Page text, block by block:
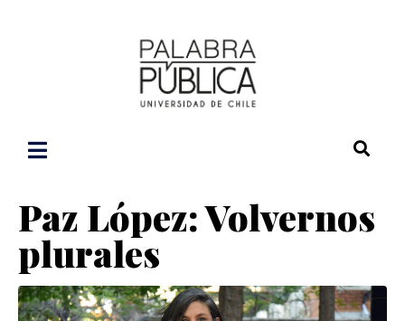
Paz López: Volvernos
plurales